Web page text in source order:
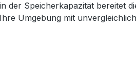
der Speicherkapazität bereitet
Umgebung mit